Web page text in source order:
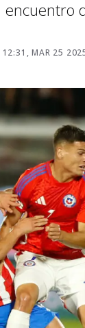
12:31, MAR 25